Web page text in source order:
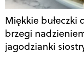
Miękkie bułeczki
brzegi
jagodzianki